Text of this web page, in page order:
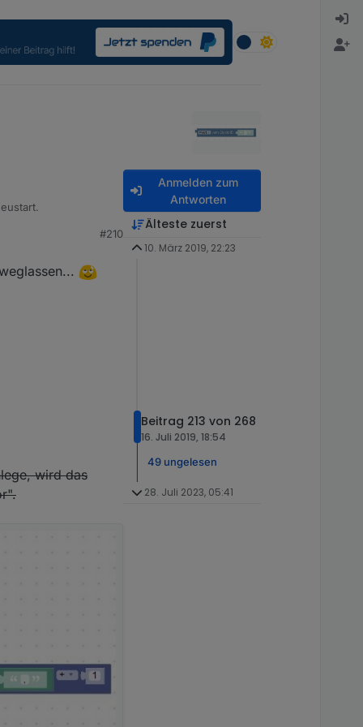
#210
wird das
Anmelden zum
Antworten
Älteste zuerst
10. März 2019, 22:23
Beitrag 213 von 268
16. Juli 2019, 18:54
49 ungelesen
28. Juli 2023, 05:41